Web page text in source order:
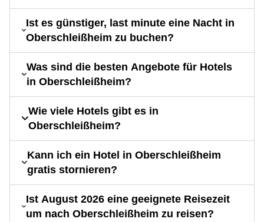
Ist es günstiger, last minute eine Nacht in
Oberschleißheim zu buchen?
Was sind die besten Angebote für Hotels
in Oberschleißheim?
Wie viele Hotels gibt es in
Oberschleißheim?
Kann ich ein Hotel in Oberschleißheim
gratis stornieren?
Ist August 2026 eine geeignete Reisezeit
um nach Oberschleißheim zu reisen?